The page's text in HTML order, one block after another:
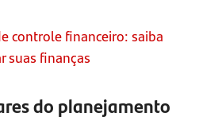
controle financeiro: saiba
suas finanças
do planejamento